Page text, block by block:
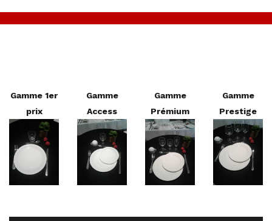
Gamme 1er
prix
Gamme
Access
Gamme
Prémium
Gamme
Prestige